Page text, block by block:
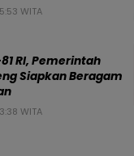
WITA
RI, Pemerintah
Siapkan Beragam
WITA